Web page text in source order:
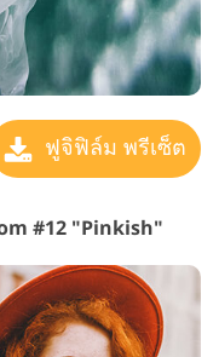
ฟูจิฟิล์ม พรีเซ็ต
#12 "Pinkish"